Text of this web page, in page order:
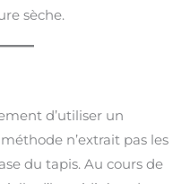
sèche.
d’utiliser un
n’extrait pas les
du tapis. Au cours de